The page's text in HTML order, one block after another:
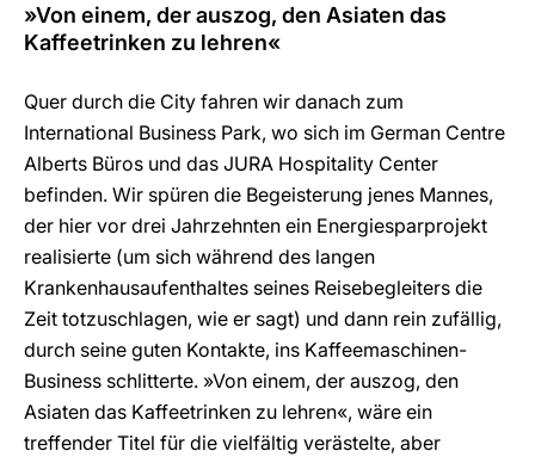
»Von einem, der auszog, den Asiaten das
Kaffeetrinken zu lehren«
Quer durch die City fahren wir danach zum
International Business Park, wo sich im German Centre
Alberts Büros und das JURA Hospitality Center
befinden. Wir spüren die Begeisterung jenes Mannes,
der hier vor drei Jahrzehnten ein Energiesparprojekt
realisierte (um sich während des langen
Krankenhausaufenthaltes seines Reisebegleiters die
Zeit totzuschlagen, wie er sagt) und dann rein zufällig,
durch seine guten Kontakte, ins Kaffeemaschinen-
Business schlitterte. »Von einem, der auszog, den
Asiaten das Kaffeetrinken zu lehren«, wäre ein
treffender Titel für die vielfältig verästelte, aber